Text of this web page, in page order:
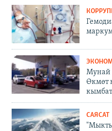
Мунай
Өкмөт
САЯСАТ